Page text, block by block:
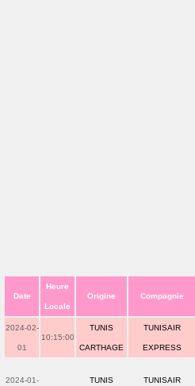
Date
Heure
Locale
Origine Compagnie
2024-02-
01
10:15:00
TUNIS
CARTHAGE
TUNISAIR
EXPRESS
2024-01- TUNIS TUNISAIR